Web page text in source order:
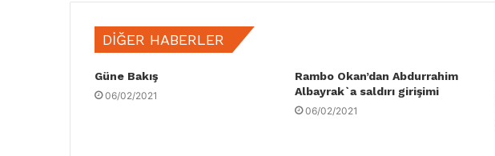
DIĞER HABERLER
Güne Bakış
06/02/2021
Rambo Okan’dan Abdurrahim
Albayrak`a saldırı girişimi
06/02/2021